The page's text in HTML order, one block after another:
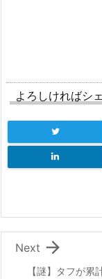
よろしければシ
【謎】タフが

Next